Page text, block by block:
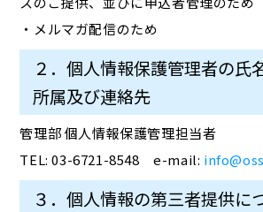
・メルマガ配信のため
２．個人情報保護管理者の氏
所属及び連絡先
管理部 個人情報保護管理担当者
TEL: 03-6721-8548 e-mail:
３．個人情報の第三者提供に